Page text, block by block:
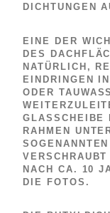
DICHTUNGEN
EINE DER
DES
NATÜRLICH,
EINDRINGEN
ODER
GLASSCHEIBE
RAHMEN
NACH CA. 10
DIE FOTOS.